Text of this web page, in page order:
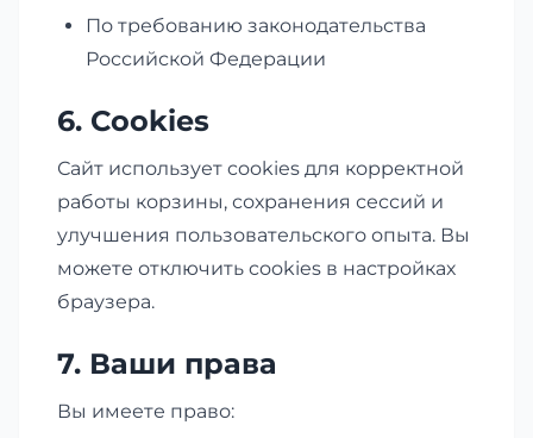
По требованию законодательства
Российской Федерации
6. Cookies
Сайт использует cookies для корректной
работы корзины, сохранения сессий и
улучшения пользовательского опыта. Вы
можете отключить cookies в настройках
браузера.
7. Ваши права
Вы имеете право: